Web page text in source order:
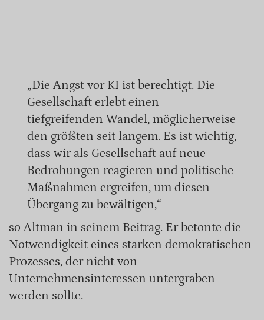
„Die Angst vor KI ist berechtigt. Die
Gesellschaft erlebt einen
tiefgreifenden Wandel, möglicherweise
den größten seit langem. Es ist wichtig,
dass wir als Gesellschaft auf neue
Bedrohungen reagieren und politische
Maßnahmen ergreifen, um diesen
Übergang zu bewältigen,“
so Altman in seinem Beitrag. Er betonte die
Notwendigkeit eines starken demokratischen
Prozesses, der nicht von
Unternehmensinteressen untergraben
werden sollte.